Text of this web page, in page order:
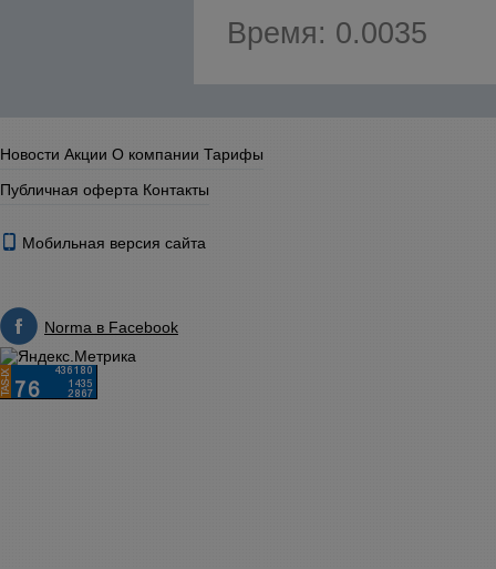
Время: 0.0035
Новости Акции О компании Тарифы
Публичная оферта Контакты
Мобильная версия сайта
Norma в Facebook